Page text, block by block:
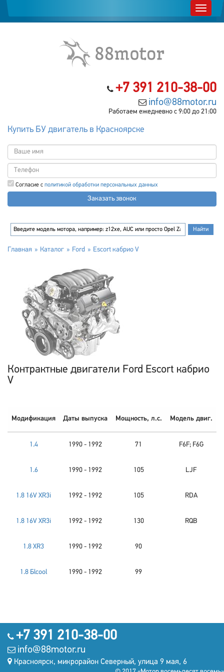
+7 391 210-38-00
info@88motor.ru
Работаем ежедневно с 9:00 до 21:00
Купить БУ двигатель в Красноярске
Согласие с политикой обработки персональных данных
Заказать звонок
Главная Каталог Ford Escort кабрио V
Контрактные двигатели Ford Escort кабрио
V
Модификация Даты выпуска Мощность, л.с. Модель двиг.
1.4 1990 - 1992 71 F6F; F6G
1.6 1990 - 1992 105 LJF
1.8 16V XR3i 1992 - 1992 105 RDA
1.8 16V XR3i 1992 - 1992 130 RQB
1.8 XR3 1990 - 1992 90
1.8 Бlcool 1990 - 1992 99
+7 391 210-38-00
info@88motor.ru
Красноярск, микрорайон Северный, улица 9 мая, 6